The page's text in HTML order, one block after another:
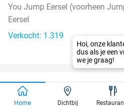
You Jump Eersel (voorheen
Eersel
Verkocht: 1.319
Entree voor
Home Dichtbij